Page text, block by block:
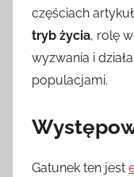
częściach
tryb życia, rolę
wyzwania i
populacjami.
Gatunek ten jest